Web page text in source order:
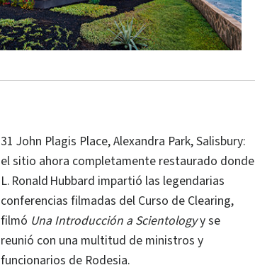
31 John Plagis Place, Alexandra Park, Salisbury:
el sitio ahora completamente restaurado donde
L. Ronald Hubbard impartió las legendarias
conferencias filmadas del Curso de Clearing,
filmó Una Introducción a Scientologyy se
reunió con una multitud de ministros y
funcionarios de Rodesia.